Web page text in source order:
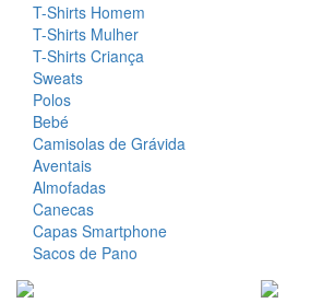
T-Shirts Homem
T-Shirts Mulher
T-Shirts Criança
Sweats
Polos
Bebé
Camisolas de Grávida
Aventais
Almofadas
Canecas
Capas Smartphone
Sacos de Pano